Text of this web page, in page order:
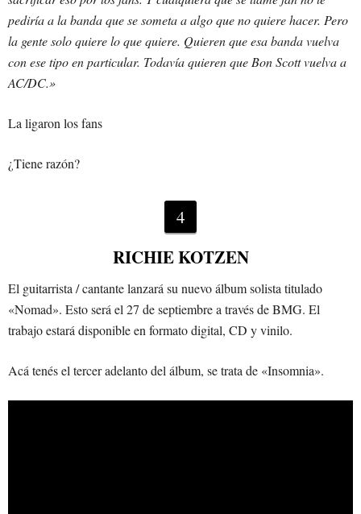
pediría a la banda que se someta a algo que no quiere hacer. Pero
la gente solo quiere lo que quiere. Quieren que esa banda vuelva
con ese tipo en particular. Todavía quieren que Bon Scott vuelva a
AC/DC.»
La ligaron los fans
¿Tiene razón?
4
RICHIE KOTZEN
El guitarrista / cantante lanzará su nuevo álbum solista titulado
«Nomad». Esto será el 27 de septiembre a través de BMG. El
trabajo estará disponible en formato digital, CD y vinilo.
Acá tenés el tercer adelanto del álbum, se trata de «Insomnia».